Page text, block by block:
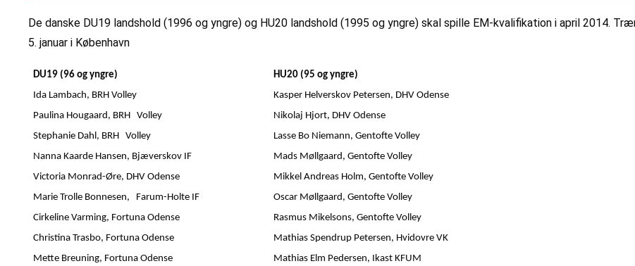
De danske DU19 landshold (1996 og yngre) og HU20 landshold (1995 og yngre) skal spille EM-kvalifikation i april 2014.
5. januar i København
DU19 (96 og yngre)
Ida Lambach, BRH Volley
Paulina Hougaard, BRH Volley
Stephanie Dahl, BRH Volley
Nanna Kaarde Hansen, Bjæverskov IF
Victoria Monrad-Øre, DHV Odense
Marie Trolle Bonnesen, Farum-Holte IF
Cirkeline Varming, Fortuna Odense
Christina Trasbo, Fortuna Odense
Mette Breuning, Fortuna Odense
HU20 (95 og yngre)
Kasper Helverskov Petersen, DHV Odense
Nikolaj Hjort, DHV Odense
Lasse Bo Niemann, Gentofte Volley
Mads Møllgaard, Gentofte Volley
Mikkel Andreas Holm, Gentofte Volley
Oscar Møllgaard, Gentofte Volley
Rasmus Mikelsons, Gentofte Volley
Mathias Spendrup Petersen, Hvidovre VK
Mathias Elm Pedersen, Ikast KFUM